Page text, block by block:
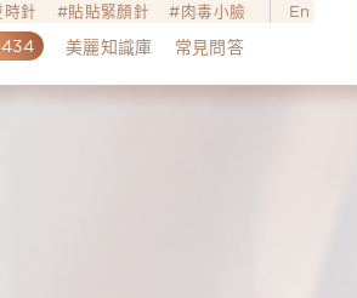
針 貼貼緊顏針 肉毒小臉 En
美麗知識庫 常見問答